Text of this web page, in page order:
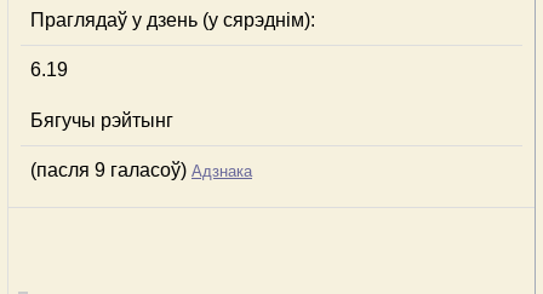
Праглядаў у дзень (у сярэднім):
6.19
Бягучы рэйтынг
(пасля 9 галасоў) Адзнака